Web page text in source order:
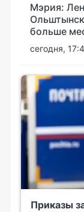
Мэрия:
больше
сегодня,
Приказы